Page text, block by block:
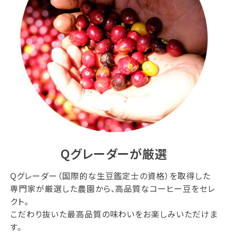
Qグレーダーが厳選
Qグレーダー（国際的な生豆鑑定士の資格）を取得した
専門家が厳選した農園から、高品質なコーヒー豆をセレ
クト。
こだわり抜いた最高品質の味わいをお楽しみいただけま
す。